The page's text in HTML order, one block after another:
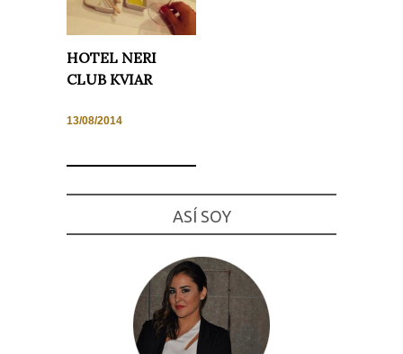
HOTEL NERI
CLUB KVIAR
13/08/2014
ASÍ SOY
cookies no